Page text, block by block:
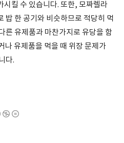
시킬 수 있습니다. 또한, 모짜렐라
한 공기와 비슷하므로 적당히 먹
른 유제품과 마찬가지로 유당을 함
나 유제품을 먹을 때 위장 문제가
다.